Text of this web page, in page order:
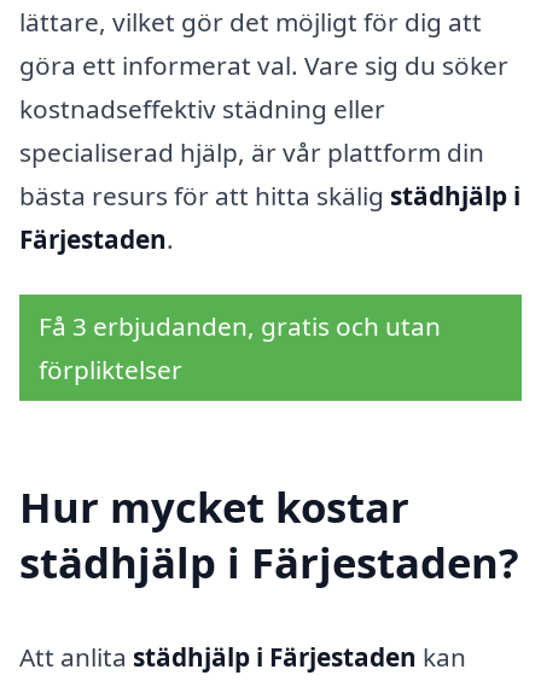
lättare, vilket gör det möjligt för dig att
göra ett informerat val. Vare sig du söker
kostnadseffektiv städning eller
specialiserad hjälp, är vår plattform din
bästa resurs för att hitta skälig städhjälp i
Färjestaden.
Få 3 erbjudanden, gratis och utan
förpliktelser
Hur mycket kostar
städhjälp i Färjestaden?
Att anlita städhjälp i Färjestaden kan